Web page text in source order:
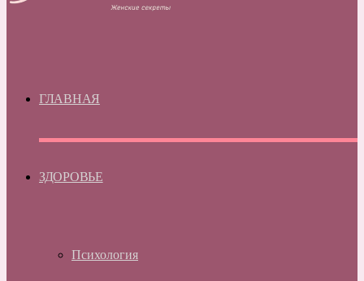
ГЛАВНАЯ
ЗДОРОВЬЕ
Психология